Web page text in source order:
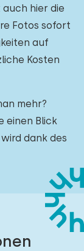
auch hier die
Fotos sofort
auf
Kosten
mehr?
einen Blick
dank des